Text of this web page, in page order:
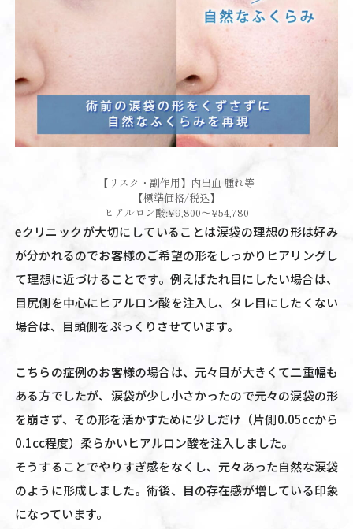
【リスク・副作用】内出血 腫れ等
【標準価格/税込】
ヒアルロン酸:¥9,800～¥54,780
eクリニックが大切にしていることは涙袋の理想の形は好み
が分かれるのでお客様のご希望の形をしっかりヒアリングし
て理想に近づけることです。例えばたれ目にしたい場合は、
目尻側を中心にヒアルロン酸を注入し、タレ目にしたくない
場合は、目頭側をぷっくりさせています。
こちらの症例のお客様の場合は、元々目が大きくて二重幅も
ある方でしたが、涙袋が少し小さかったので元々の涙袋の形
を崩さず、その形を活かすために少しだけ（片側0.05ccから
0.1cc程度）柔らかいヒアルロン酸を注入しました。
そうすることでやりすぎ感をなくし、元々あった自然な涙袋
のように形成しました。術後、目の存在感が増している印象
になっています。